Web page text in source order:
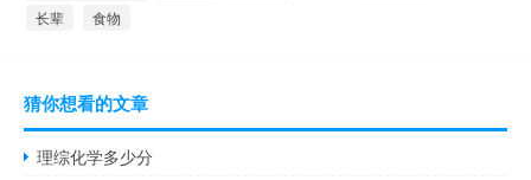
长辈 食物
猜你想看的文章
理综化学多少分